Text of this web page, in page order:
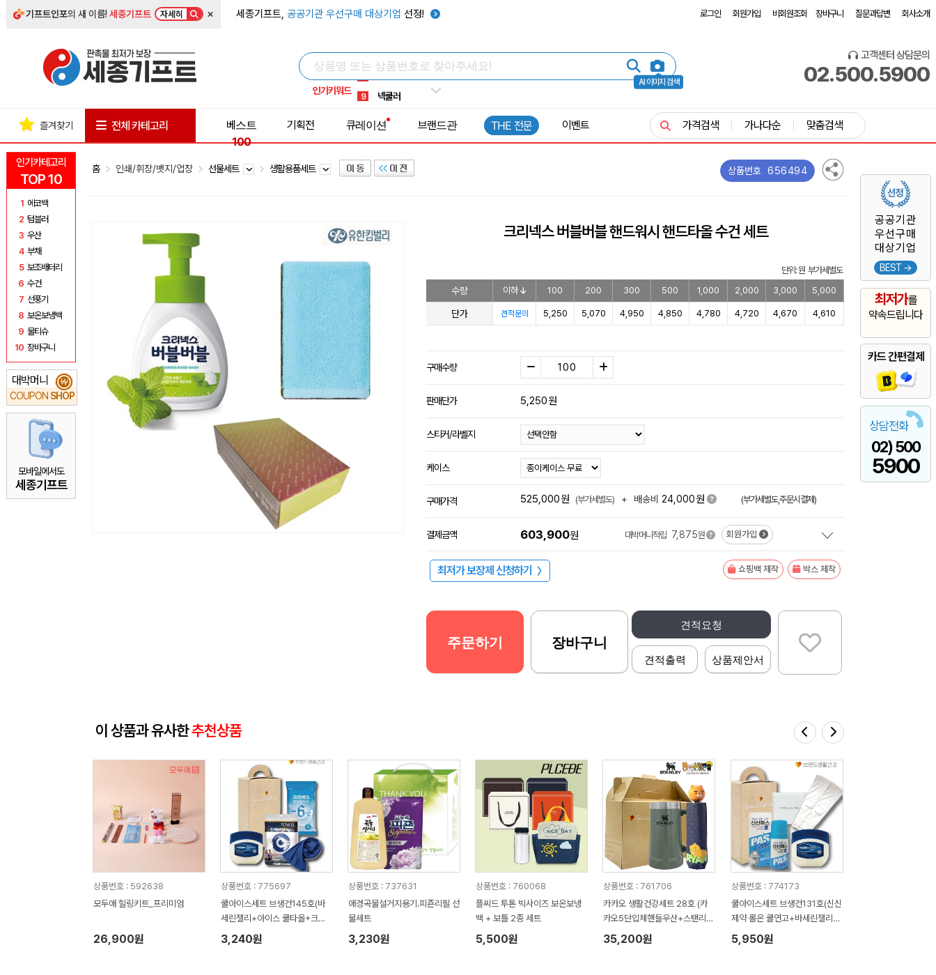
기프트인포의 새 이름!세종기프트 자세히 × 세종기프트, 공공기관 우선구매 대상기업 선정! 로그인 회원가입 비회원조회 장바구니 질문과답변 회사소개
AI 이미지 검색
인기키워드
5 키캡
8 쿨토시
9 넥쿨러
1 선풍기
고객센터 상담문의
02.500.5900
인기카테고리
TOP 10
1 에코백
2 텀블러
3 우산
4 부채
5 보조배터리
6 수건
7 선풍기
8 보온보냉백
9 물티슈
10 장바구니
대박머니
COUPON SHOP
₩
모바일에서도
세종기프트
공공기관
우선구매
대상기업
BEST →
최저가를
약속드립니다
카드 간편결제
상담전화
02) 500
5900
즐겨찾기 전체 카테고리
베스트
100
기획전 큐레이션 브랜드관 THE 전문 이벤트 가격검색 가나다순 맞춤검색
홈 인쇄/휘장/뱃지/업장 선물세트 생활용품세트 상품번호 656494
크리넥스 버블버블 핸드워시 핸드타올 수건 세트
단위: 원 부가세별도
수량 이하 100 200 300 500 1,000 2,000 3,000 5,000
단가 견적문의 5,250 5,070 4,950 4,850 4,780 4,720 4,670 4,610
구매수량
판매단가 5,250원
스티커/라벨지
케이스
구매가격 525,000원 (부가세별도) + 배송비 24,000원 (부가세별도,주문시결제)
결제금액 603,900원 대박머니적립 7,875원 회원가입
최저가 보장제 신청하기 〉 쇼핑백 제작 박스 제작
견적요청
견적출력 상품제안서
주문하기 장바구니
이 상품과 유사한추천상품
상품번호 : 592638
모두애 힐링키트_프리미엄
26,900원
상품번호 : 775697
쿨아이스세트 브생건145호(바
세린젤리+아이스 쿨타올+크리
넥스 쿨링물티슈)
3,240원
상품번호 : 737631
애경곡물설거지용기.피죤리필 선
물세트
3,230원
상품번호 : 760068
플씨드 투톤 빅사이즈 보온보냉
백 + 보틀 2종 세트
5,500원
상품번호 : 761706
카카오 생활건강세트 28호 (카
카오5단입체핸들우산+스탠리
빅그립머그컵709ml)
35,200원
상품번호 : 774173
쿨아이스세트 브생건131호(신신
제약 롤온 쿨연고+바세린젤리
+아쿠아쿨토시)
5,950원